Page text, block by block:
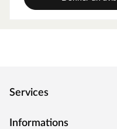
Services
Informations